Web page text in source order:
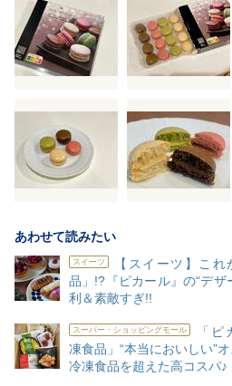
あわせて読みたい
スイーツ
【スイーツ】これ
品」!?『ピカール』の“デザ
利＆素敵すぎ!!
スーパー・ショッピングモール
「ピ
凍食品」“本当においしい”
冷凍食品を超えた高コスパ♪